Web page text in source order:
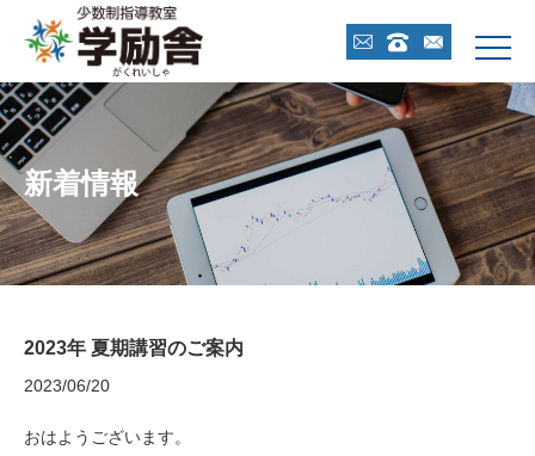
  
新着情報
2023年 夏期講習のご案内
2023/06/20
おはようございます。